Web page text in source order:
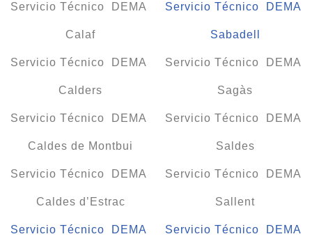
Servicio Técnico DEMA
Calaf
Servicio Técnico DEMA
Calders
Servicio Técnico DEMA
Caldes de Montbui
Servicio Técnico DEMA
Caldes d’Estrac
Servicio Técnico DEMA
Servicio Técnico DEMA
Sabadell
Servicio Técnico DEMA
Sagàs
Servicio Técnico DEMA
Saldes
Servicio Técnico DEMA
Sallent
Servicio Técnico DEMA